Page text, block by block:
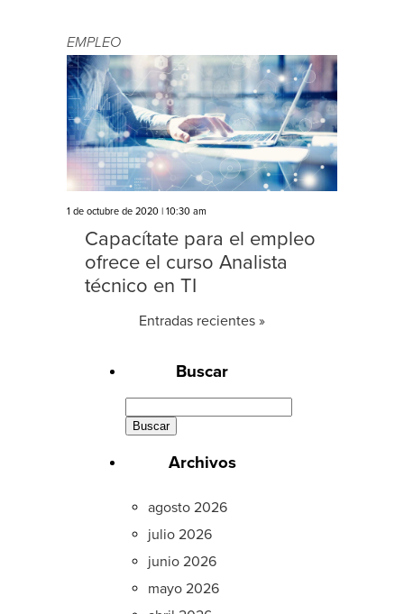
EMPLEO
1 de octubre de 2020 | 10:30 am
Capacítate para el empleo
ofrece el curso Analista
técnico en TI
Entradas recientes »
Buscar
Archivos
agosto 2026
julio 2026
junio 2026
mayo 2026